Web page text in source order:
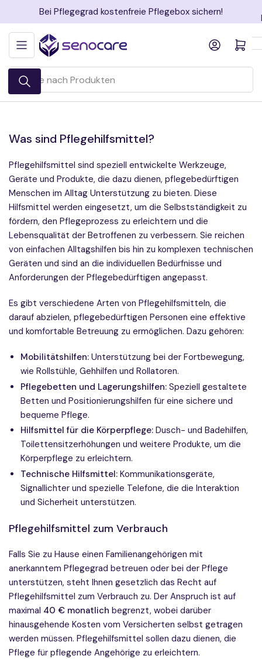
Inhalt
springen
Bei Pflegegrad kostenfreie Pflegebox sichern!
Suche
nach
Produkten
AnmeldenMini-Warenkorb
Was sind Pflegehilfsmittel?
Pflegehilfsmittel sind speziell entwickelte Werkzeuge,
Geräte und Produkte, die dazu dienen, pflegebedürftigen
Menschen im Alltag Unterstützung zu bieten. Diese
Hilfsmittel werden eingesetzt, um die Selbstständigkeit zu
fördern, den Pflegeprozess zu erleichtern und die
Lebensqualität der Betroffenen zu verbessern. Sie reichen
von einfachen Alltagshilfen bis hin zu komplexen technischen
Geräten und sind an die individuellen Bedürfnisse und
Anforderungen der Pflegebedürftigen angepasst.
Es gibt verschiedene Arten von Pflegehilfsmitteln, die
darauf abzielen, pflegebedürftigen Personen eine effektive
und komfortable Betreuung zu ermöglichen. Dazu gehören:
Mobilitätshilfen: Unterstützung bei der Fortbewegung,
wie Rollstühle, Gehhilfen und Rollatoren.
Pflegebetten und Lagerungshilfen: Speziell gestaltete
Betten und Positionierungshilfen für eine sichere und
bequeme Pflege.
Hilfsmittel für die Körperpflege: Dusch- und Badehilfen,
Toilettensitzerhöhungen und weitere Produkte, um die
Körperpflege zu erleichtern.
Technische Hilfsmittel: Kommunikationsgeräte,
Signallichter und spezielle Telefone, die die Interaktion
und Sicherheit unterstützen.
Pflegehilfsmittel zum Verbrauch
Falls Sie zu Hause einen Familienangehörigen mit
anerkanntem Pflegegrad betreuen oder bei der Pflege
unterstützen, steht Ihnen gesetzlich das Recht auf
Pflegehilfsmittel zum Verbrauch zu. Der Anspruch ist auf
maximal 40 € monatlich begrenzt, wobei darüber
hinausgehende Kosten vom Versicherten selbst getragen
werden müssen. Pflegehilfsmittel sollen dazu dienen, die
Pflege für pflegende Angehörige zu erleichtern.